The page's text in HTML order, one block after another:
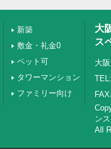
新築
敷金・礼金0
ペット可
タワーマンション
ファミリー向け
大
ス
大
ンス
All